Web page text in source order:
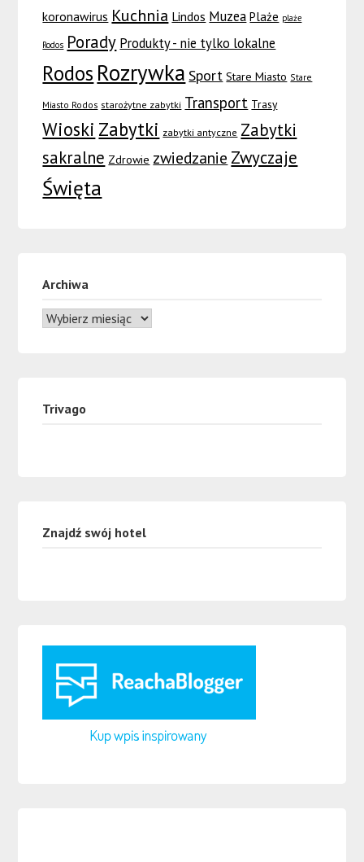
koronawirus Kuchnia Lindos Muzea Plaże plaże
Rodos Porady Produkty - nie tylko lokalne
Rodos Rozrywka Sport Stare Miasto Stare
Miasto Rodos starożytne zabytki Transport Trasy
Wioski Zabytki zabytki antyczne Zabytki
sakralne Zdrowie zwiedzanie Zwyczaje
Święta
Archiwa
Trivago
Znajdź swój hotel